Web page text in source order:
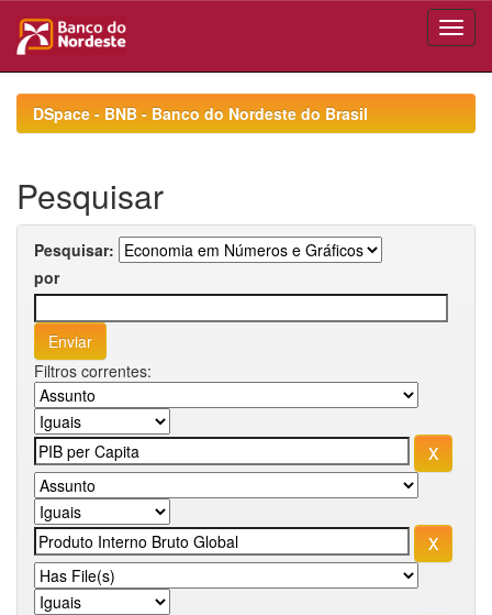
navigationDSpace - BNB - Banco do Nordeste do Brasil
Pesquisar
Pesquisar:
por
Filtros correntes: